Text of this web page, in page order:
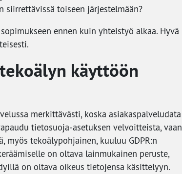
siirrettävissä toiseen järjestelmään?
ennen kuin yhteistyö alkaa. Hyvä
käyttöön
merkittävästi, koska asiakaspalveludata
tietosuoja-asetuksen velvoitteista, vaan
tekoälypohjainen, kuuluu GDPR:n
on oltava lainmukainen peruste,
on oltava oikeus tietojensa käsittelyyn.